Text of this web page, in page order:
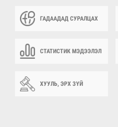
ГАДААДАД СУРАЛЦАХ
СТАТИСТИК МЭДЭЭЛЭЛ
ХУУЛЬ, ЭРХ ЗҮЙ